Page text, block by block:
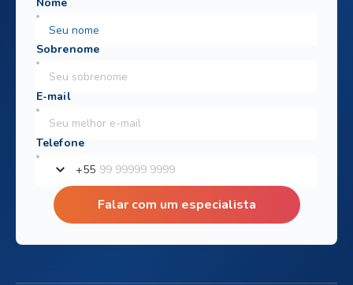
+55
Falar com um especialista